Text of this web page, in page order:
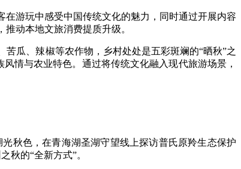
游玩中感受中国传统文化的魅力，同时通过开展内容
动本地文旅消费提质升级。
瓜、辣椒等农作物，乡村处处是五彩斑斓的“晒秋”之
情与农业特色。通过将传统文化融入现代旅游场景，
秋色，在青海湖圣湖守望线上探访普氏原羚生态保护
秋的“全新方式”。